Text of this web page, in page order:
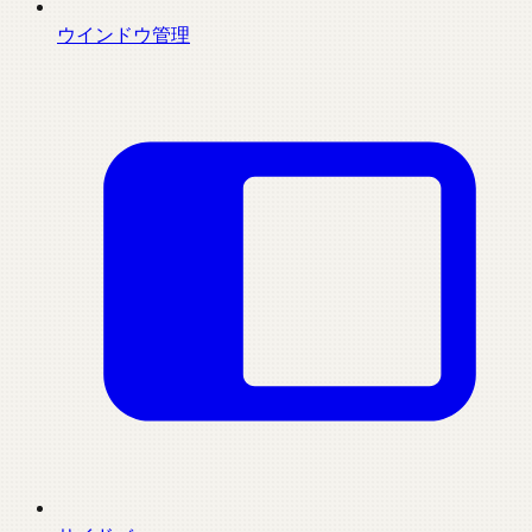
ウインドウ管理